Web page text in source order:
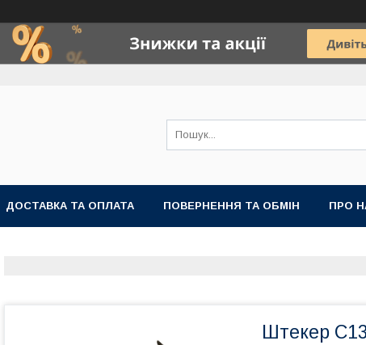
ДОСТАВКА ТА ОПЛАТА ПОВЕРНЕННЯ ТА ОБМІН ПРО
Штекер